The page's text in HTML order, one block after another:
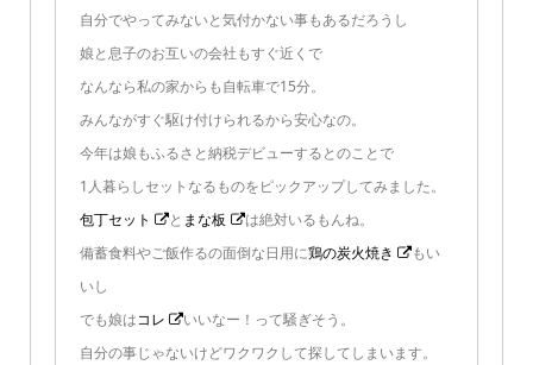
自分でやってみないと気付かない事もあるだろうし
娘と息子のお互いの会社もすぐ近くで
なんなら私の家からも自転車で15分。
みんながすぐ駆け付けられるから安心なの。
今年は娘もふるさと納税デビューするとのことで
1人暮らしセットなるものをピックアップしてみました。
包丁セット
と まな板
は絶対いるもんね。
備蓄食料やご飯作るの面倒な日用に鶏の炭火焼き
もい
いし
でも娘はコレ
いいなー！って騒ぎそう。
自分の事じゃないけどワクワクして探してしまいます。